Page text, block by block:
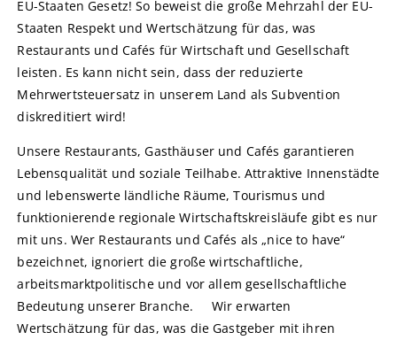
EU-Staaten Gesetz! So beweist die große Mehrzahl der EU-
Staaten Respekt und Wertschätzung für das, was
Restaurants und Cafés für Wirtschaft und Gesellschaft
leisten. Es kann nicht sein, dass der reduzierte
Mehrwertsteuersatz in unserem Land als Subvention
diskreditiert wird!
Unsere Restaurants, Gasthäuser und Cafés garantieren
Lebensqualität und soziale Teilhabe. Attraktive Innenstädte
und lebenswerte ländliche Räume, Tourismus und
funktionierende regionale Wirtschaftskreisläufe gibt es nur
mit uns. Wer Restaurants und Cafés als „nice to have“
bezeichnet, ignoriert die große wirtschaftliche,
arbeitsmarktpolitische und vor allem gesellschaftliche
Bedeutung unserer Branche. Wir erwarten
Wertschätzung für das, was die Gastgeber mit ihren